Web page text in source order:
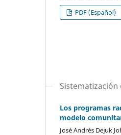
PDF (Español)
Sistematización
Los programas
modelo
José Andrés Dejuk